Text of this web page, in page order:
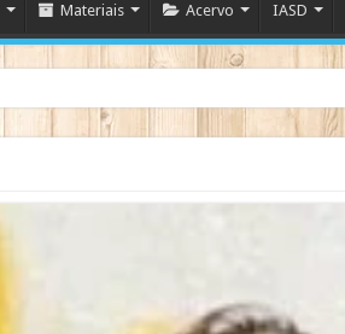
Materiais Acervo IASD